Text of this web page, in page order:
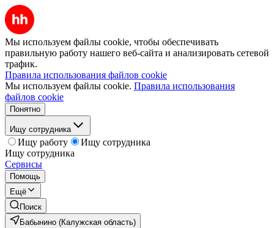
Мы используем файлы cookie, чтобы обеспечивать
правильную работу нашего веб-сайта и анализировать сетевой
трафик.
Правила использования файлов cookie
Мы используем файлы cookie. Правила использования
файлов cookie
Понятно
Ищу сотрудника
Ищу работу
Ищу сотрудника
Ищу сотрудника
Сервисы
Помощь
Ещё
Поиск
Бабынино (Калужская область)